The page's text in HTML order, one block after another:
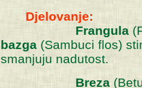
Djelovanje:
Frangula
bazga (Sambuci flos)
smanjuju nadutost.
Breza